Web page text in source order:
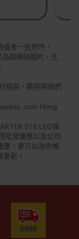
者一些附件，
與網站圖片、生
組裝，歡迎與我們
.com Hong
5T6 LED強
批發優惠以及公司
惠，更可以為你推
新。